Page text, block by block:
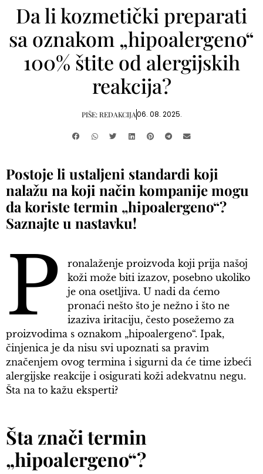
Da li kozmetički preparati
sa oznakom „hipoalergeno“
100% štite od alergijskih
reakcija?
PIŠE:REDAKCIJA06. 08. 2025.
Postoje li ustaljeni standardi koji
nalažu na koji način kompanije mogu
da koriste termin „hipoalergeno“?
Saznajte u nastavku!
P
ronalaženje proizvoda koji prija našoj
koži može biti izazov, posebno ukoliko
je ona osetljiva. U nadi da ćemo
pronaći nešto što je nežno i što ne
izaziva iritaciju, često posežemo za
proizvodima s oznakom „hipoalergeno“. Ipak,
činjenica je da nisu svi upoznati sa pravim
značenjem ovog termina i sigurni da će time izbeći
alergijske reakcije i osigurati koži adekvatnu negu.
Šta na to kažu eksperti?
Šta znači termin
„hipoalergeno“?